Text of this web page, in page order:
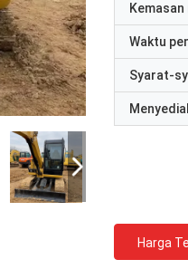
Kemasan
Waktu
Syarat-
Harga